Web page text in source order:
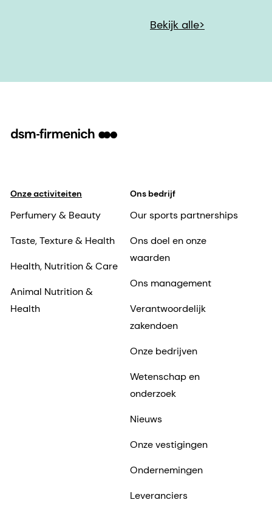
Bekijk alle>
Onze activiteiten
Perfumery & Beauty
Taste, Texture & Health
Health, Nutrition & Care
Animal Nutrition &
Health
Ons bedrijf
Our sports partnerships
Ons doel en onze
waarden
Ons management
Verantwoordelijk
zakendoen
Onze bedrijven
Wetenschap en
onderzoek
Nieuws
Onze vestigingen
Ondernemingen
Leveranciers